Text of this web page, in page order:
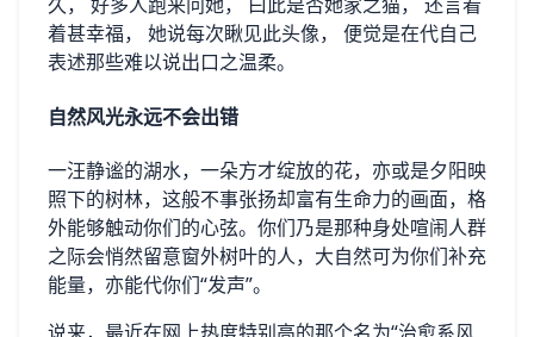
久， 好多人跑来问她， 曰此是否她家之猫， 还言看
着甚幸福， 她说每次瞅见此头像， 便觉是在代自己
表述那些难以说出口之温柔。
自然风光永远不会出错
一汪静谧的湖水，一朵方才绽放的花，亦或是夕阳映
照下的树林，这般不事张扬却富有生命力的画面，格
外能够触动你们的心弦。你们乃是那种身处喧闹人群
之际会悄然留意窗外树叶的人，大自然可为你们补充
能量，亦能代你们“发声”。